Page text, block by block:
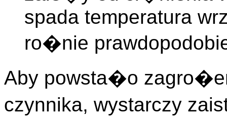
spada temperatura
ro�nie
Aby powsta�o
czynnika, wystarczy